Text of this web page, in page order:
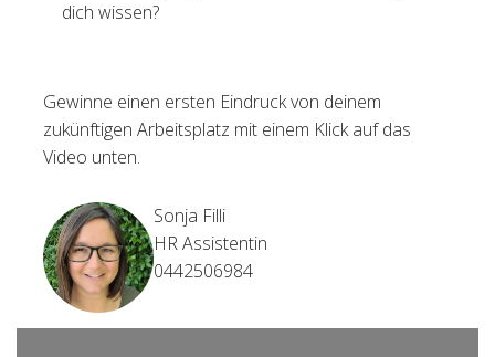
dich wissen?
Gewinne einen ersten Eindruck von deinem
zukünftigen Arbeitsplatz mit einem Klick auf das
Video unten.
Sonja Filli
HR Assistentin
0442506984